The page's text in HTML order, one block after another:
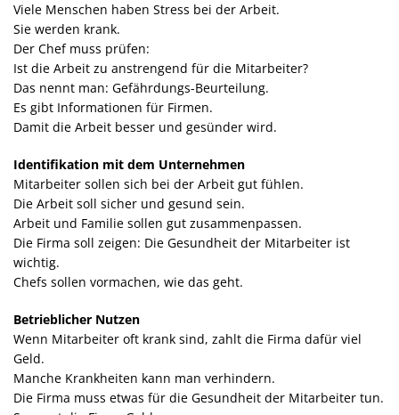
Viele Menschen haben Stress bei der Arbeit.
Sie werden krank.
Der Chef muss prüfen:
Ist die Arbeit zu anstrengend für die Mitarbeiter?
Das nennt man: Gefährdungs-Beurteilung.
Es gibt Informationen für Firmen.
Damit die Arbeit besser und gesünder wird.
Identifikation mit dem Unternehmen
Mitarbeiter sollen sich bei der Arbeit gut fühlen.
Die Arbeit soll sicher und gesund sein.
Arbeit und Familie sollen gut zusammenpassen.
Die Firma soll zeigen: Die Gesundheit der Mitarbeiter ist
wichtig.
Chefs sollen vormachen, wie das geht.
Betrieblicher Nutzen
Wenn Mitarbeiter oft krank sind, zahlt die Firma dafür viel
Geld.
Manche Krankheiten kann man verhindern.
Die Firma muss etwas für die Gesundheit der Mitarbeiter tun.